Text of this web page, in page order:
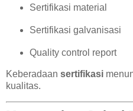
Sertifikasi material
Sertifikasi galvanisasi
Quality control report
Keberadaan sertifikasi
kualitas.